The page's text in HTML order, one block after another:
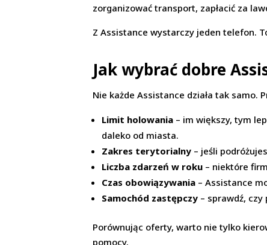
zorganizować transport, zapłacić za
Z Assistance wystarczy jeden telefon.
Jak wybrać dobre
Nie każde Assistance działa tak samo.
Limit holowania – im większy, tym
daleko od miasta.
Zakres terytorialny – jeśli
Liczba zdarzeń w roku – niektóre
Czas obowiązywania – Assistance
Samochód zastępczy – sprawdź,
Porównując oferty, warto nie tylko
pomocy.